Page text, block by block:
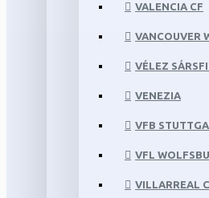
VALENCIA CF
VANCOUVER
VÉLEZ
VENEZIA
VFB
VFL
VILLARREAL